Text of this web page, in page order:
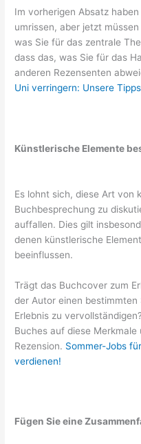
Im vorherigen Absatz
umrissen, aber jetzt
was Sie für das zentrale
dass das, was Sie für das
anderen Rezensenten
Uni verringern: Unsere Tipps
Künstlerische Elemente
Es lohnt sich, diese Art von
Buchbesprechung zu
auffallen. Dies gilt
denen künstlerische
beeinflussen.
Trägt das Buchcover zum
der Autor einen
Erlebnis zu
Buches auf diese
Rezension. Sommer-Jobs
verdienen!
Fügen Sie eine